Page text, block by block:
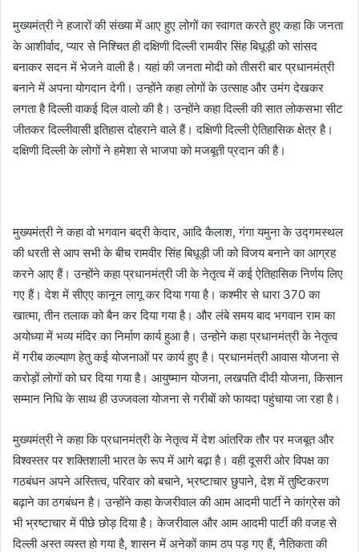
मुख्यमंत्री ने हजारों की संख्या में आए हुए लोगों का स्वागत करते हुए कहा कि जनता
के आशीर्वाद, प्यार से निश्चित ही दक्षिणी दिल्ली रामवीर सिंह बिधूड़ी को सांसद
बनाकर सदन में भेजने वाली है। यहां की जनता मोदी को तीसरी बार प्रधानमंत्री
बनाने में अपना योगदान देगी। उन्होंने कहा लोगों के उत्साह और उमंग देखकर
लगता है दिल्ली वाकई दिल वालो की है। उन्होंने कहा दिल्ली की सात लोकसभा सीट
जीतकर दिल्लीवासी इतिहास दोहराने वाले हैं। दक्षिणी दिल्ली ऐतिहासिक क्षेत्र है।
दक्षिणी दिल्ली के लोगों ने हमेशा से भाजपा को मजबूती प्रदान की है।
मुख्यमंत्री ने कहा वो भगवान बद्री केदार, आदि कैलाश, गंगा यमुना के उद्गमस्थल
की धरती से आप सभी के बीच रामवीर सिंह बिधूड़ी जी को विजय बनाने का आग्रह
करने आए हैं। उन्होंने कहा प्रधानमंत्री जी के नेतृत्व में कई ऐतिहासिक निर्णय लिए
गए हैं। देश में सीएए कानून लागू कर दिया गया है। कश्मीर से धारा 370 का
खात्मा, तीन तलाक को बैन कर दिया गया है। और लंबे समय बाद भगवान राम का
अयोध्या में भव्य मंदिर का निर्माण कार्य हुआ है। उन्होने कहा प्रधानमंत्री के नेतृत्व
में गरीब कल्याण हेतु कई योजनाओं पर कार्य हुए है। प्रधानमंत्री आवास योजना से
करोड़ों लोगों को घर दिया गया है। आयुष्मान योजना, लखपति दीदी योजना, किसान
सम्मान निधि के साथ ही उज्जवला योजना से गरीबों को फायदा पहुंचाया जा रहा है।
मुख्यमंत्री ने कहा कि प्रधानमंत्री के नेतृत्व में देश आंतरिक तौर पर मजबूत और
विश्वस्तर पर शक्तिशाली भारत के रूप में आगे बढ़ा है। वही दूसरी ओर विपक्ष का
गठबंधन अपने अस्तित्व, परिवार को बचाने, भ्रष्टाचार छुपाने, देश में तुष्टिकरण
बढ़ाने का ठगबंधन है। उन्होंने कहा केजरीवाल की आम आदमी पार्टी ने कांग्रेस को
भी भ्रष्टाचार में पीछे छोड़ दिया है। केजरीवाल और आम आदमी पार्टी की वजह से
दिल्ली अस्त व्यस्त हो गया है, शासन में अनेकों काम ठप पड़ गए हैं, नैतिकता की